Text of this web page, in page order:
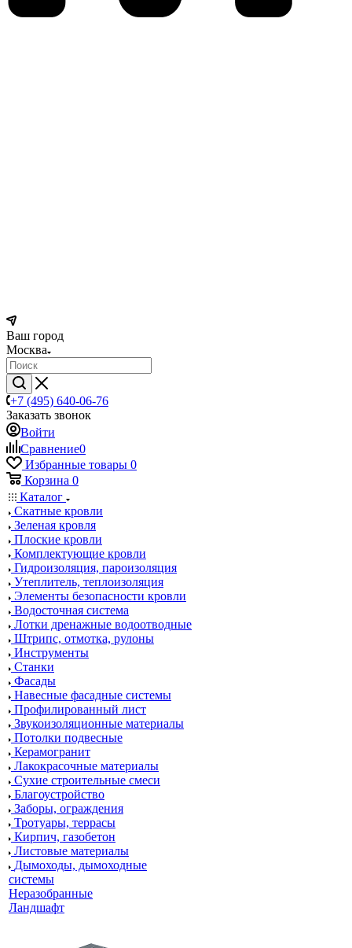
Ваш город
Москва
+7 (495) 640-06-76
Заказать звонок
Войти
Сравнение0
Избранные товары 0
Корзина 0
Каталог
Скатные кровли
Зеленая кровля
Плоские кровли
Комплектующие кровли
Гидроизоляция, пароизоляция
Утеплитель, теплоизоляция
Элементы безопасности кровли
Водосточная система
Лотки дренажные водоотводные
Штрипс, отмотка, рулоны
Инструменты
Станки
Фасады
Навесные фасадные системы
Профилированный лист
Звукоизоляционные материалы
Потолки подвесные
Керамогранит
Лакокрасочные материалы
Сухие строительные смеси
Благоустройство
Заборы, ограждения
Тротуары, террасы
Кирпич, газобетон
Листовые материалы
Дымоходы, дымоходные
системы
Неразобранные
Ландшафт